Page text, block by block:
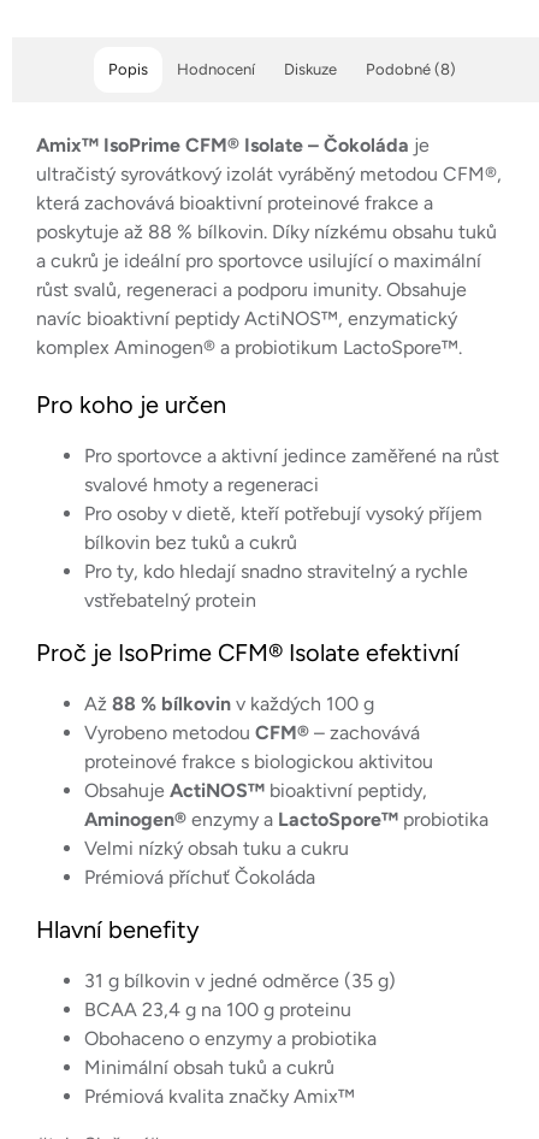
Popis Podobné (8)
Hodnocení Diskuze
Amix™ IsoPrime CFM® Isolate – Čokoláda je
ultračistý syrovátkový izolát vyráběný metodou CFM®,
která zachovává bioaktivní proteinové frakce a
poskytuje až 88 % bílkovin. Díky nízkému obsahu tuků
a cukrů je ideální pro sportovce usilující o maximální
růst svalů, regeneraci a podporu imunity. Obsahuje
navíc bioaktivní peptidy ActiNOS™, enzymatický
komplex Aminogen® a probiotikum LactoSpore™.
Pro koho je určen
Pro sportovce a aktivní jedince zaměřené na růst
svalové hmoty a regeneraci
Pro osoby v dietě, kteří potřebují vysoký příjem
bílkovin bez tuků a cukrů
Pro ty, kdo hledají snadno stravitelný a rychle
vstřebatelný protein
Proč je IsoPrime CFM® Isolate efektivní
Až 88 % bílkovin v každých 100 g
Vyrobeno metodou CFM® – zachovává
proteinové frakce s biologickou aktivitou
Obsahuje ActiNOS™ bioaktivní peptidy,
Aminogen® enzymy a LactoSpore™ probiotika
Velmi nízký obsah tuku a cukru
Prémiová příchuť Čokoláda
Hlavní benefity
31 g bílkovin v jedné odměrce (35 g)
BCAA 23,4 g na 100 g proteinu
Obohaceno o enzymy a probiotika
Minimální obsah tuků a cukrů
Prémiová kvalita značky Amix™